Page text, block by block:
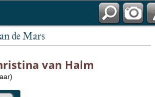
de Mars
van Halm